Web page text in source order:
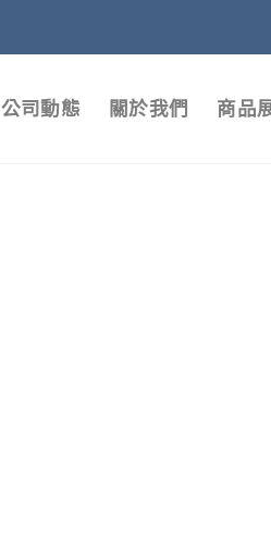
公司動態 關於我們 商品